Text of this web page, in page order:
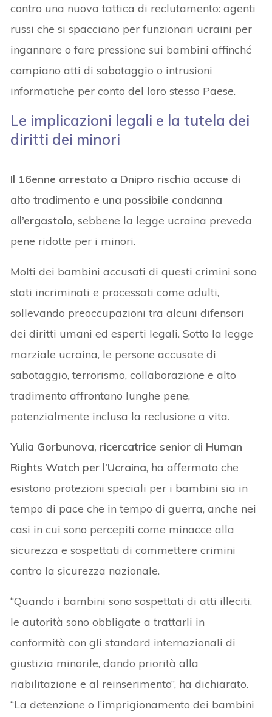
contro una nuova tattica di reclutamento: agenti
russi che si spacciano per funzionari ucraini per
ingannare o fare pressione sui bambini affinché
compiano atti di sabotaggio o intrusioni
informatiche per conto del loro stesso Paese.
Le implicazioni legali e la tutela dei
diritti dei minori
Il 16enne arrestato a Dnipro rischia accuse di
alto tradimento e una possibile condanna
all’ergastolo, sebbene la legge ucraina preveda
pene ridotte per i minori.
Molti dei bambini accusati di questi crimini sono
stati incriminati e processati come adulti,
sollevando preoccupazioni tra alcuni difensori
dei diritti umani ed esperti legali. Sotto la legge
marziale ucraina, le persone accusate di
sabotaggio, terrorismo, collaborazione e alto
tradimento affrontano lunghe pene,
potenzialmente inclusa la reclusione a vita.
Yulia Gorbunova, ricercatrice senior di Human
Rights Watch per l’Ucraina, ha affermato che
esistono protezioni speciali per i bambini sia in
tempo di pace che in tempo di guerra, anche nei
casi in cui sono percepiti come minacce alla
sicurezza e sospettati di commettere crimini
contro la sicurezza nazionale.
“Quando i bambini sono sospettati di atti illeciti,
le autorità sono obbligate a trattarli in
conformità con gli standard internazionali di
giustizia minorile, dando priorità alla
riabilitazione e al reinserimento”, ha dichiarato.
“La detenzione o l’imprigionamento dei bambini